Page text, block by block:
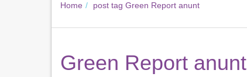
Home post tag Green Report anunt
Green Report anunt